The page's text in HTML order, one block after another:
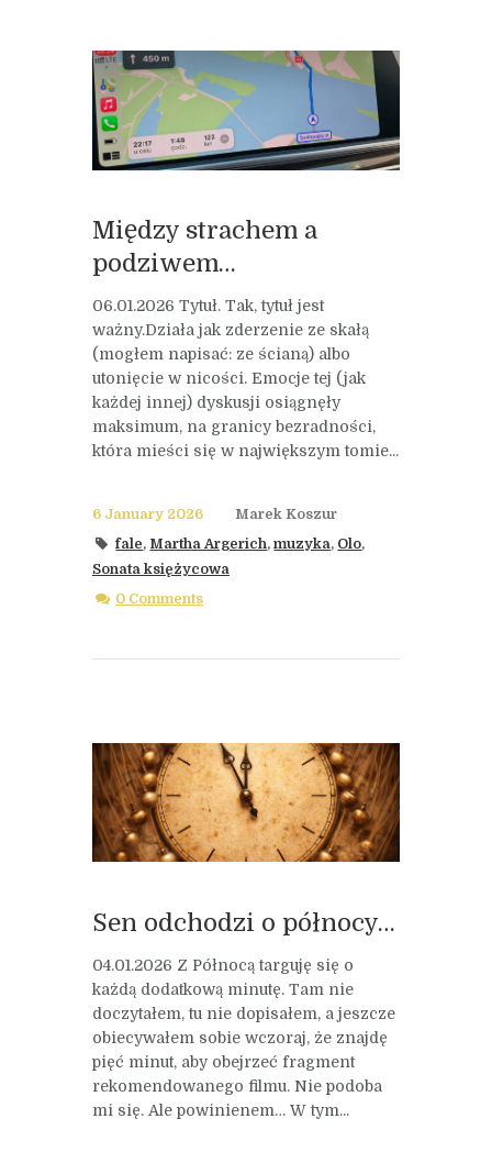
Między strachem a
podziwem…
06.01.2026 Tytuł. Tak, tytuł jest
ważny.Działa jak zderzenie ze skałą
(mogłem napisać: ze ścianą) albo
utonięcie w nicości. Emocje tej (jak
każdej innej) dyskusji osiągnęły
maksimum, na granicy bezradności,
która mieści się w największym tomie...
6 January 2026
Marek Koszur
fale, Martha Argerich,muzyka, Olo,
Sonata księżycowa
0 Comments
Sen odchodzi o północy…
04.01.2026 Z Północą targuję się o
każdą dodatkową minutę. Tam nie
doczytałem, tu nie dopisałem, a jeszcze
obiecywałem sobie wczoraj, że znajdę
pięć minut, aby obejrzeć fragment
rekomendowanego filmu. Nie podoba
mi się. Ale powinienem… W tym...